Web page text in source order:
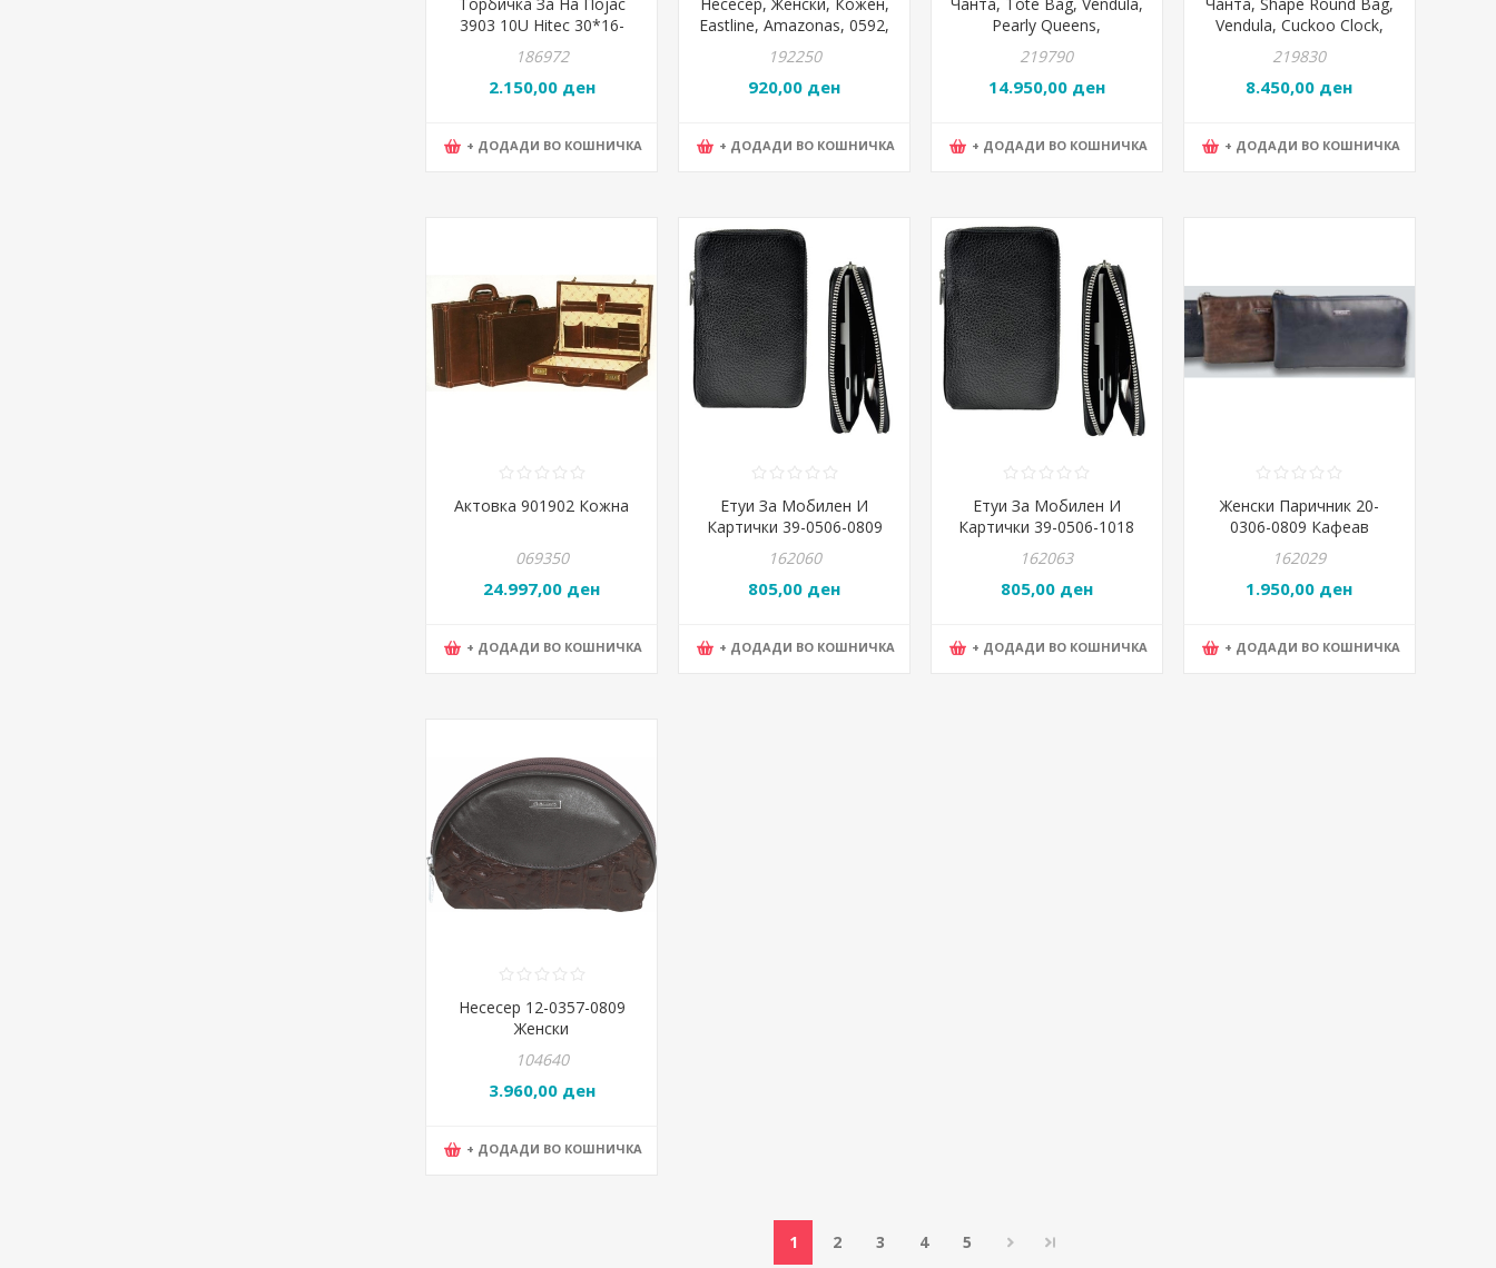
3903 10U Hitec 30*16-
186972
2.150,00 ден
+ ДОДАДИ ВО КОШНИЧКА
Eastline, Amazonas, 0592,
192250
920,00 ден
+ ДОДАДИ ВО КОШНИЧКА
Pearly Queens,
219790
14.950,00 ден
+ ДОДАДИ ВО КОШНИЧКА
Vendula, Cuckoo Clock,
219830
8.450,00 ден
+ ДОДАДИ ВО КОШНИЧКА
Актовка 901902 Кожна
069350
24.997,00 ден
+ ДОДАДИ ВО КОШНИЧКА
Етуи За Мобилен И
Картички 39-0506-0809
Разни Бои
162060
805,00 ден
+ ДОДАДИ ВО КОШНИЧКА
Етуи За Мобилен И
Картички 39-0506-1018
Тегет
162063
805,00 ден
+ ДОДАДИ ВО КОШНИЧКА
Женски Паричник 20-
0306-0809 Кафеав
162029
1.950,00 ден
+ ДОДАДИ ВО КОШНИЧКА
Несесер 12-0357-0809
Женски
104640
3.960,00 ден
+ ДОДАДИ ВО КОШНИЧКА
1 2 3 4 5